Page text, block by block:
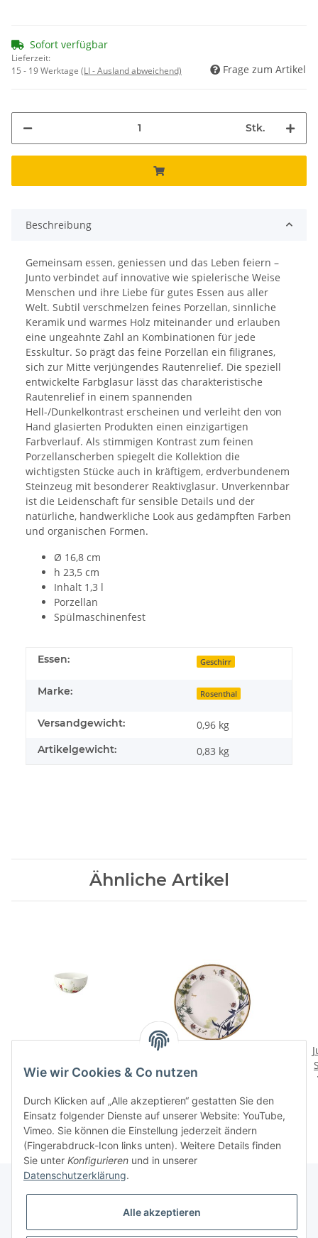
Sofort verfügbar
Lieferzeit:
15 - 19 Werktage (LI - Ausland abweichend) Frage zum Artikel
Stk.
Beschreibung
Gemeinsam essen, geniessen und das Leben feiern –
Junto verbindet auf innovative wie spielerische Weise
Menschen und ihre Liebe für gutes Essen aus aller
Welt. Subtil verschmelzen feines Porzellan, sinnliche
Keramik und warmes Holz miteinander und erlauben
eine ungeahnte Zahl an Kombinationen für jede
Esskultur. So prägt das feine Porzellan ein filigranes,
sich zur Mitte verjüngendes Rautenrelief. Die speziell
entwickelte Farbglasur lässt das charakteristische
Rautenrelief in einem spannenden
Hell-/Dunkelkontrast erscheinen und verleiht den von
Hand glasierten Produkten einen einzigartigen
Farbverlauf. Als stimmigen Kontrast zum feinen
Porzellanscherben spiegelt die Kollektion die
wichtigsten Stücke auch in kräftigem, erdverbundenem
Steinzeug mit besonderer Reaktivglasur. Unverkennbar
ist die Leidenschaft für sensible Details und der
natürliche, handwerkliche Look aus gedämpften Farben
und organischen Formen.
Ø 16,8 cm
h 23,5 cm
Inhalt 1,3 l
Porzellan
Spülmaschinenfest
Essen: Geschirr
Marke: Rosenthal
Versandgewicht: 0,96 kg
Artikelgewicht: 0,83 kg
Ähnliche Artikel
cm
25,00 CHF*
64,00 CHF
Wie wir Cookies & Co nutzen
Durch Klicken auf „Alle akzeptieren“ gestatten Sie den
Einsatz folgender Dienste auf unserer Website: YouTube,
Vimeo. Sie können die Einstellung jederzeit ändern
(Fingerabdruck-Icon links unten). Weitere Details finden
Sie unter Konfigurieren und in unserer
Datenschutzerklärung.
Alle akzeptieren